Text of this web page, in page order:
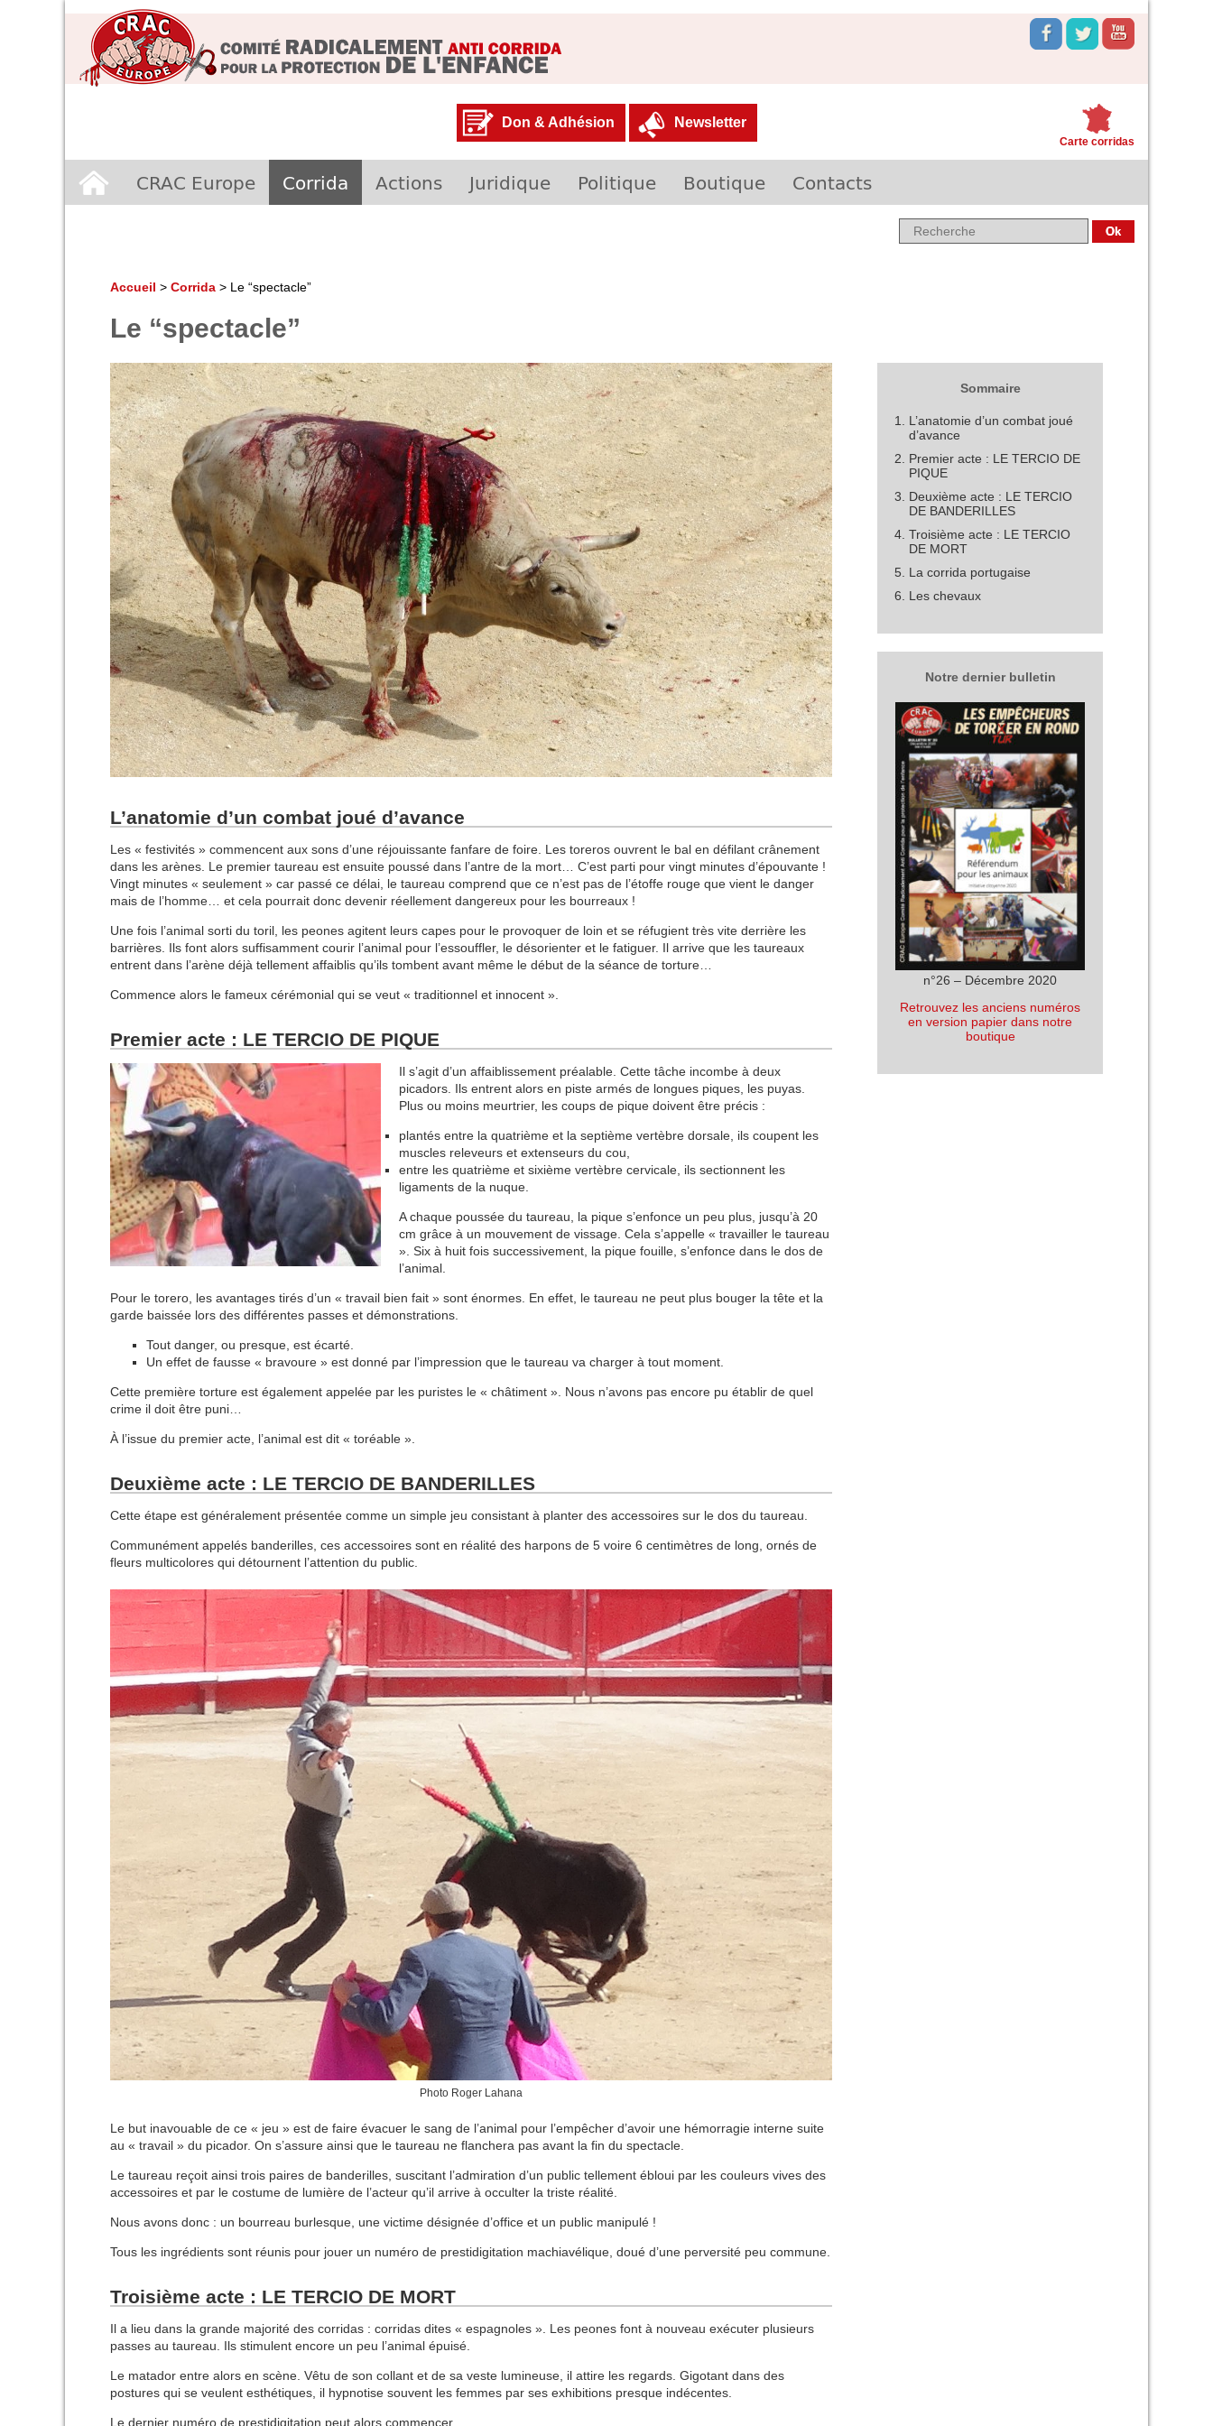
Don & Adhésion Newsletter
Carte corridas
Aller
au
CRAC Europe Corrida Actions Juridique Politique Boutique Contacts
Accueil > Corrida > Le “spectacle”
Le “spectacle”
L’anatomie d’un combat joué d’avance
Les « festivités » commencent aux sons d’une réjouissante fanfare de foire. Les toreros ouvrent le bal en défilant crânement
dans les arènes. Le premier taureau est ensuite poussé dans l’antre de la mort… C’est parti pour vingt minutes d’épouvante !
Vingt minutes « seulement » car passé ce délai, le taureau comprend que ce n’est pas de l’étoffe rouge que vient le danger
mais de l’homme… et cela pourrait donc devenir réellement dangereux pour les bourreaux !
Une fois l’animal sorti du toril, les peones agitent leurs capes pour le provoquer de loin et se réfugient très vite derrière les
barrières. Ils font alors suffisamment courir l’animal pour l’essouffler, le désorienter et le fatiguer. Il arrive que les taureaux
entrent dans l’arène déjà tellement affaiblis qu’ils tombent avant même le début de la séance de torture…
Commence alors le fameux cérémonial qui se veut « traditionnel et innocent ».
Premier acte : LE TERCIO DE PIQUE
Il s’agit d’un affaiblissement préalable. Cette tâche incombe à deux
picadors. Ils entrent alors en piste armés de longues piques, les puyas.
Plus ou moins meurtrier, les coups de pique doivent être précis :
plantés entre la quatrième et la septième vertèbre dorsale, ils coupent les
muscles releveurs et extenseurs du cou,
entre les quatrième et sixième vertèbre cervicale, ils sectionnent les
ligaments de la nuque.
A chaque poussée du taureau, la pique s’enfonce un peu plus, jusqu’à 20
cm grâce à un mouvement de vissage. Cela s’appelle « travailler le taureau
». Six à huit fois successivement, la pique fouille, s’enfonce dans le dos de
l’animal.
Pour le torero, les avantages tirés d’un « travail bien fait » sont énormes. En effet, le taureau ne peut plus bouger la tête et la
garde baissée lors des différentes passes et démonstrations.
Tout danger, ou presque, est écarté.
Un effet de fausse « bravoure » est donné par l’impression que le taureau va charger à tout moment.
Cette première torture est également appelée par les puristes le « châtiment ». Nous n’avons pas encore pu établir de quel
crime il doit être puni…
À l’issue du premier acte, l’animal est dit « toréable ».
Deuxième acte : LE TERCIO DE BANDERILLES
Cette étape est généralement présentée comme un simple jeu consistant à planter des accessoires sur le dos du taureau.
Communément appelés banderilles, ces accessoires sont en réalité des harpons de 5 voire 6 centimètres de long, ornés de
fleurs multicolores qui détournent l’attention du public.
Photo Roger Lahana
Le but inavouable de ce « jeu » est de faire évacuer le sang de l’animal pour l’empêcher d’avoir une hémorragie interne suite
au « travail » du picador. On s’assure ainsi que le taureau ne flanchera pas avant la fin du spectacle.
Le taureau reçoit ainsi trois paires de banderilles, suscitant l’admiration d’un public tellement ébloui par les couleurs vives des
accessoires et par le costume de lumière de l’acteur qu’il arrive à occulter la triste réalité.
Nous avons donc : un bourreau burlesque, une victime désignée d’office et un public manipulé !
Tous les ingrédients sont réunis pour jouer un numéro de prestidigitation machiavélique, doué d’une perversité peu commune.
Troisième acte : LE TERCIO DE MORT
Il a lieu dans la grande majorité des corridas : corridas dites « espagnoles ». Les peones font à nouveau exécuter plusieurs
passes au taureau. Ils stimulent encore un peu l’animal épuisé.
Le matador entre alors en scène. Vêtu de son collant et de sa veste lumineuse, il attire les regards. Gigotant dans des
postures qui se veulent esthétiques, il hypnotise souvent les femmes par ses exhibitions presque indécentes.
Le dernier numéro de prestidigitation peut alors commencer.
Sommaire
L’anatomie d’un combat joué
d’avance
Premier acte : LE TERCIO DE
PIQUE
Deuxième acte : LE TERCIO
DE BANDERILLES
Troisième acte : LE TERCIO
DE MORT
La corrida portugaise
Les chevaux
Notre dernier bulletin
n°26 – Décembre 2020
Retrouvez les anciens numéros
en version papier dans notre
boutique